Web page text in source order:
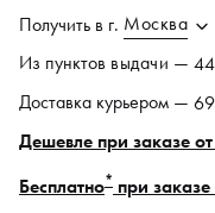
Получить в г. Москва
Из пунктов выдачи —
Доставка курьером —
Дешевле при заказе
Бесплатно* при